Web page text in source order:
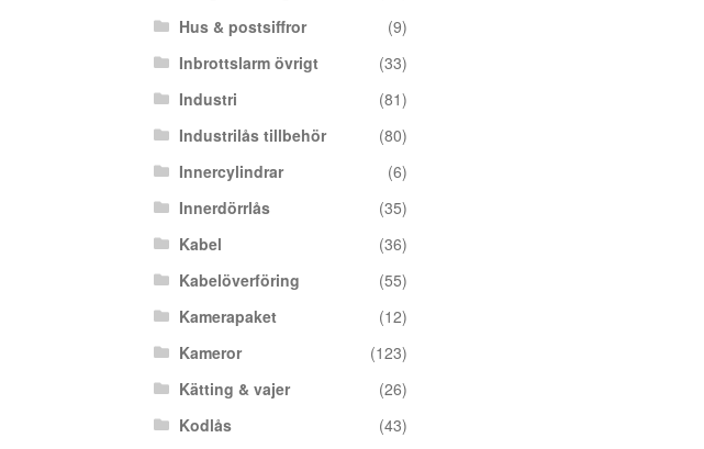
Hus & postsiffror
(9)
Inbrottslarm övrigt
(33)
Industri
(81)
Industrilås tillbehör
(80)
Innercylindrar
(6)
Innerdörrlås
(35)
Kabel
(36)
Kabelöverföring
(55)
Kamerapaket
(12)
Kameror
(123)
Kätting & vajer
(26)
Kodlås
(43)